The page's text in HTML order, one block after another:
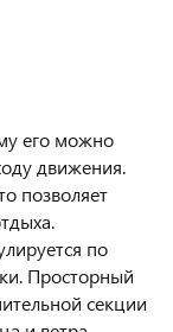
его можно
движения.
позволяет
по
Просторный
секции